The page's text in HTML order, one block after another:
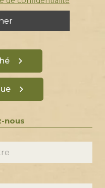
nous